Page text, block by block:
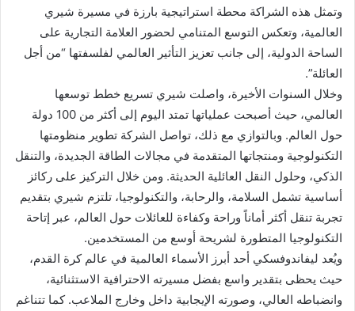
وتمثل هذه الشراكة محطة استراتيجية بارزة في مسيرة شيري
العالمية، وتعكس التوسع المتنامي لحضور العلامة التجارية على
الساحة الدولية، إلى جانب تعزيز التأثير العالمي لفلسفتها “من أجل
العائلة”.
وخلال السنوات الأخيرة، واصلت شيري تسريع خطط توسعها
العالمي، حيث أصبحت عملياتها تمتد اليوم إلى أكثر من 100 دولة
حول العالم. وبالتوازي مع ذلك، تواصل الشركة تطوير منظومتها
التكنولوجية ومنتجاتها المتقدمة في مجالات الطاقة الجديدة، والتنقل
الذكي، وحلول النقل العائلية الحديثة. ومن خلال التركيز على ركائز
أساسية تشمل السلامة، والرحابة، والتكنولوجيا، تلتزم شيري بتقديم
تجربة تنقل أكثر أماناً وراحة وكفاءة للعائلات حول العالم، عبر إتاحة
التكنولوجيا المتطورة لشريحة أوسع من المستخدمين.
ويُعد ليفاندوفسكي أحد أبرز الأسماء العالمية في عالم كرة القدم،
حيث يحظى بتقدير واسع بفضل مسيرته الاحترافية الاستثنائية،
وانضباطه العالي، وصورته الإيجابية داخل وخارج الملاعب. كما تتناغم